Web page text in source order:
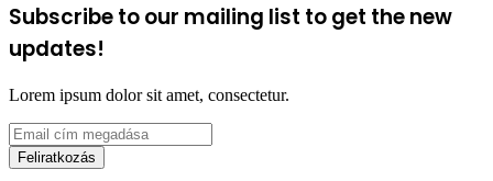
Subscribe to our mailing list to get the new
updates!
Lorem ipsum dolor sit amet, consectetur.
Email
cím
megadása